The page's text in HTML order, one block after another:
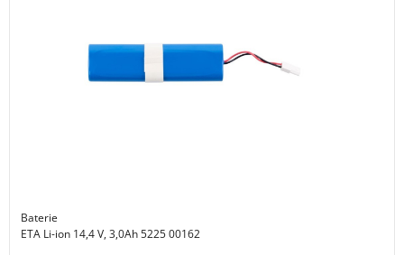
Baterie
ETA Li-ion 14,4 V, 3,0Ah 5225 00162